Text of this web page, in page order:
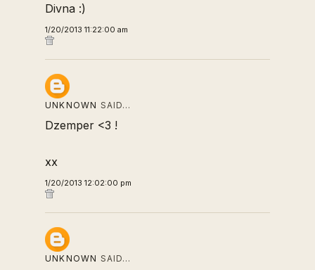
Divna :)
1/20/2013 11:22:00 am
UNKNOWN SAID…
Dzemper <3 !
xx
1/20/2013 12:02:00 pm
UNKNOWN SAID…